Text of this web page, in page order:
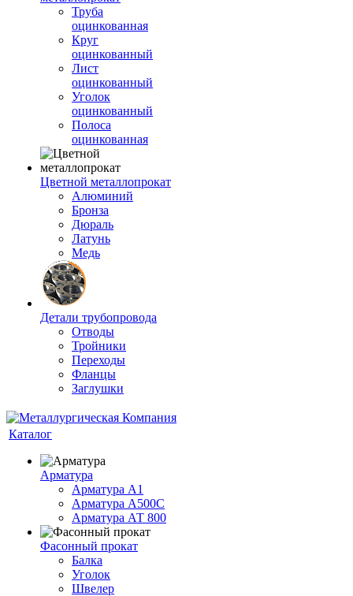
Труба
оцинкованная
Круг
оцинкованный
Лист
оцинкованный
Уголок
оцинкованный
Полоса
оцинкованная
Цветной металлопрокат
Алюминий
Бронза
Дюраль
Латунь
Медь
Детали трубопровода
Отводы
Тройники
Переходы
Фланцы
Заглушки
Каталог
Арматура
Арматура А1
Арматура А500С
Арматура АТ 800
Фасонный прокат
Балка
Уголок
Швелер